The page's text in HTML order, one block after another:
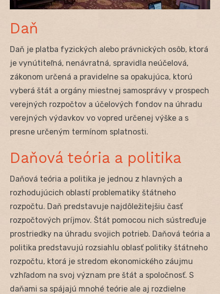
Daň
Daň je platba fyzických alebo právnických osôb, ktorá
je vynútiteľná, nenávratná, spravidla neúčelová,
zákonom určená a pravidelne sa opakujúca, ktorú
vyberá štát a orgány miestnej samosprávy v prospech
verejných rozpočtov a účelových fondov na úhradu
verejných výdavkov vo vopred určenej výške a s
presne určeným termínom splatnosti.
Daňová teória a politika
Daňová teória a politika je jednou z hlavných a
rozhodujúcich oblastí problematiky štátneho
rozpočtu. Daň predstavuje najdôležitejšiu časť
rozpočtových príjmov. Štát pomocou nich sústreďuje
prostriedky na úhradu svojich potrieb. Daňová teória a
politika predstavujú rozsiahlu oblasť politiky štátneho
rozpočtu, ktorá je stredom ekonomického záujmu
vzhľadom na svoj význam pre štát a spoločnosť. S
daňami sa spájajú mnohé teórie ale aj rozdielne